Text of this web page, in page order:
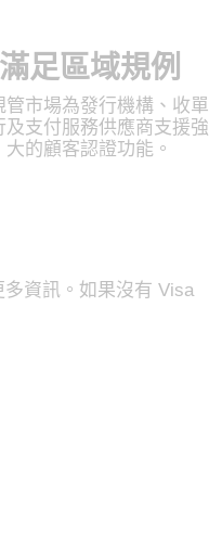
滿足區域規例
管市場為發行機構、收單
及支付服務供應商支援強
大的顧客認證功能。
資訊。如果沒有 Visa